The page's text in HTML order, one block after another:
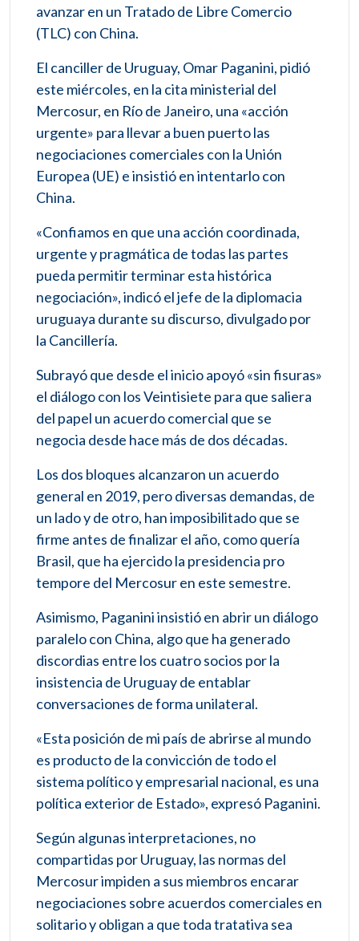
avanzar en un Tratado de Libre Comercio
(TLC) con China.
El canciller de Uruguay, Omar Paganini, pidió
este miércoles, en la cita ministerial del
Mercosur, en Río de Janeiro, una «acción
urgente» para llevar a buen puerto las
negociaciones comerciales con la Unión
Europea (UE) e insistió en intentarlo con
China.
«Confiamos en que una acción coordinada,
urgente y pragmática de todas las partes
pueda permitir terminar esta histórica
negociación», indicó el jefe de la diplomacia
uruguaya durante su discurso, divulgado por
la Cancillería.
Subrayó que desde el inicio apoyó «sin fisuras»
el diálogo con los Veintisiete para que saliera
del papel un acuerdo comercial que se
negocia desde hace más de dos décadas.
Los dos bloques alcanzaron un acuerdo
general en 2019, pero diversas demandas, de
un lado y de otro, han imposibilitado que se
firme antes de finalizar el año, como quería
Brasil, que ha ejercido la presidencia pro
tempore del Mercosur en este semestre.
Asimismo, Paganini insistió en abrir un diálogo
paralelo con China, algo que ha generado
discordias entre los cuatro socios por la
insistencia de Uruguay de entablar
conversaciones de forma unilateral.
«Esta posición de mi país de abrirse al mundo
es producto de la convicción de todo el
sistema político y empresarial nacional, es una
política exterior de Estado», expresó Paganini.
Según algunas interpretaciones, no
compartidas por Uruguay, las normas del
Mercosur impiden a sus miembros encarar
negociaciones sobre acuerdos comerciales en
solitario y obligan a que toda tratativa sea